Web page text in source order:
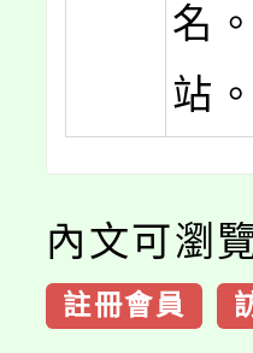
名
站。
內文可瀏
註冊會員